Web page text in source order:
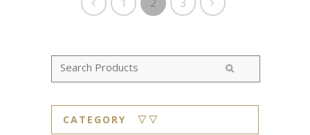
CATEGORY ▽▽